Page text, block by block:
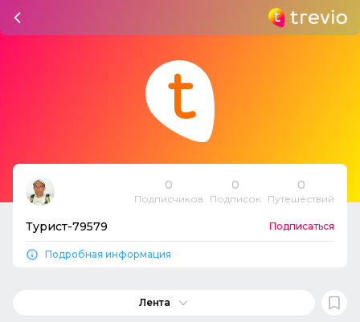
0
Подписчиков
0
Подписок
0
Путешествий
Турист-79579 Подписаться
Подробная информация
Лента